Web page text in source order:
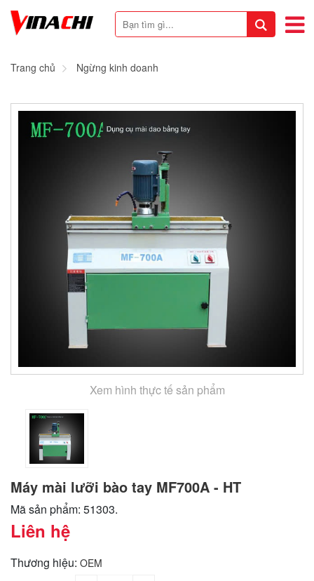
Trang chủ Ngừng kinh doanh
Xem hình thực tế sản phẩm
Máy mài lưỡi bào tay MF700A - HT
Mã sản phẩm: 51303.
Liên hệ
Thương hiệu: OEM